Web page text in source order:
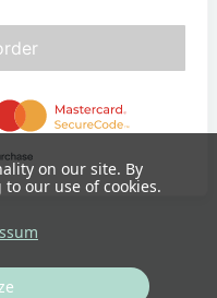
on our site. By
our use of cookies.